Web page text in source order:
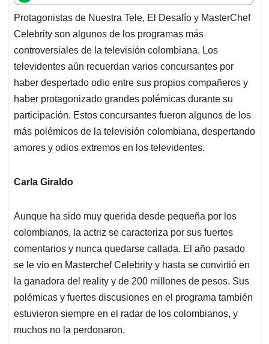
t
s
A
p
p
e
b
o
o
k
k
e
d
I
n
i
l
e
a
d
s
Protagonistas de Nuestra Tele, El Desafío y MasterChef
Celebrity son algunos de los programas más
controversiales de la televisión colombiana. Los
televidentes aún recuerdan varios concursantes por
haber despertado odio entre sus propios compañeros y
haber protagonizado grandes polémicas durante su
participación. Estos concursantes fueron algunos de los
más polémicos de la televisión colombiana, despertando
amores y odios extremos en los televidentes.
Carla Giraldo
Aunque ha sido muy querida desde pequeña por los
colombianos, la actriz se caracteriza por sus fuertes
comentarios y nunca quedarse callada. El año pasado
se le vio en Masterchef Celebrity y hasta se convirtió en
la ganadora del reality y de 200 millones de pesos. Sus
polémicas y fuertes discusiones en el programa también
estuvieron siempre en el radar de los colombianos, y
muchos no la perdonaron.